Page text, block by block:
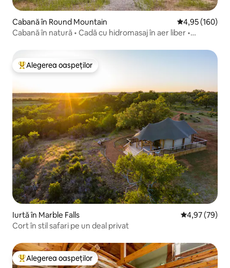
Cabană în Round Mountain Scor mediu de
4,95 (160)
Cabană în natură • Cadă cu hidromasaj în aer liber •
Locuință din topul categoriei Alegerea oaspeților
Alegerea oaspeților
Iurtă în Marble Falls Scor mediu
4,97 (79)
Cort în stil safari pe un deal privat
Locuință din topul categoriei Alegerea oaspeților
Alegerea oaspeților